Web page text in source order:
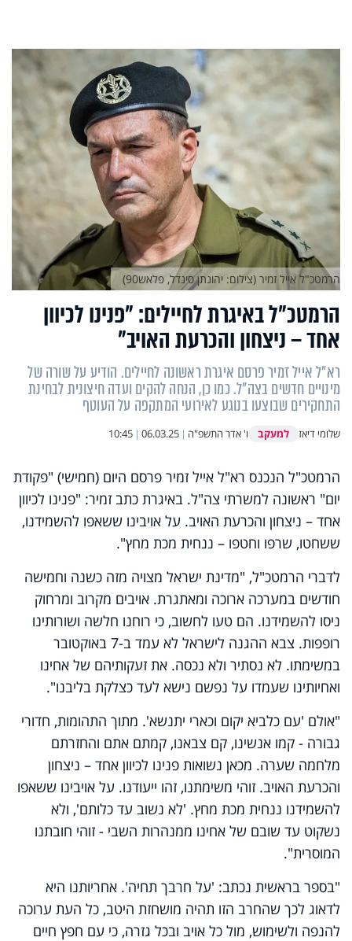
הרמטכ"ל באיגרת לחיילים: "פנינו לכיוון
אחד – ניצחון והכרעת האויב"
רא"ל אייל זמיר פרסם איגרת ראשונה לחיילים. הודיע על שורה של
מינויים חדשים בצה"ל. כמו כן, הנחה להקים ועדה חיצונית לבחינת
התחקירים שבוצעו בנוגע לאירועי המתקפה על העוטף
שלומי דיאז למעקב ו' אדר התשפ"ה |
06.03.25
|
10:45
הרמטכ"ל אייל זמיר (צילום: יהונתן סינדל, פלאש90)
הרמטכ"ל הנכנס רא"ל אייל זמיר פרסם היום (חמישי) "פקודת
יום" ראשונה למשרתי צה"ל. באיגרת כתב זמיר: "פנינו לכיוון
אחד – ניצחון והכרעת האויב. על אויבינו ששאפו להשמידנו,
ששחטו, שרפו וחטפו – ננחית מכת מחץ".
לדברי הרמטכ"ל, "מדינת ישראל מצויה מזה כשנה וחמישה
חודשים במערכה ארוכה ומאתגרת. אויבים מקרוב ומרחוק
ניסו להשמידנו. הם טעו לחשוב, כי רוחנו חלשה ושורותינו
רופפות. צבא ההגנה לישראל לא עמד ב-7 באוקטובר
במשימתו. לא נסתיר ולא נכסה. את זעקותיהם של אחינו
ואחיותינו שעמדו על נפשם נישא לעד כצלקת בליבנו".
"אולם 'עם כלביא יקום וכארי יתנשא'. מתוך התהומות, חדורי
גבורה - קמו אנשינו, קם צבאנו, קמתם אתם והחזרתם
מלחמה שערה. מכאן נשואות פנינו לכיוון אחד – ניצחון
והכרעת האויב. זוהי משימתנו, זהו ייעודנו. על אויבינו ששאפו
להשמידנו ננחית מכת מחץ. 'לא נשוב עד כלותם', ולא
נשקוט עד שובם של אחינו ממנהרות השבי - זוהי חובתנו
המוסרית".
"בספר בראשית נכתב: 'על חרבך תחיה'. אחריותנו היא
לדאוג לכך שהחרב הזו תהיה מושחזת היטב, כל העת ערוכה
להנפה ולשימוש, מול כל אויב ובכל גזרה, כי עם חפץ חיים